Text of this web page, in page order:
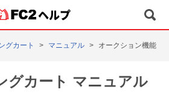
ヘルプ
グカート マニュアル オークション機能
グカート マニュアル